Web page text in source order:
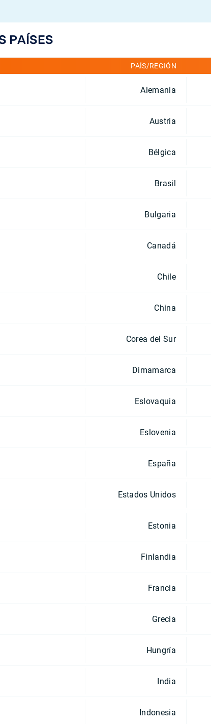
PAÍSES
PAÍS/REGIÓN
Alemania
Austria
Bélgica
Brasil
Bulgaria
Canadá
Chile
China
Corea del Sur
Dimamarca
Eslovaquia
Eslovenia
España
Estados Unidos
Estonia
Finlandia
Francia
Grecia
Hungría
India
Indonesia